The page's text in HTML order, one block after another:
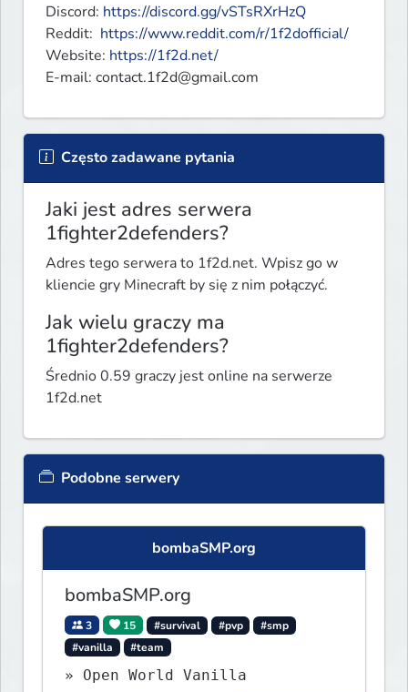
Discord: https://discord.gg/vSTsRXrHzQ
Reddit: https://www.reddit.com/r/1f2dofficial/
Website: https://1f2d.net/
E-mail: contact.1f2d@gmail.com
Często zadawane pytania
Jaki jest adres serwera
1fighter2defenders?
Adres tego serwera to 1f2d.net. Wpisz go w
kliencie gry Minecraft by się z nim połączyć.
Jak wielu graczy ma
1fighter2defenders?
Średnio 0.59 graczy jest online na serwerze
1f2d.net
Podobne serwery
bombaSMP.org
bombaSMP.org
3 15 #survival #pvp
#smp
#vanilla
#team
» Open World Vanilla